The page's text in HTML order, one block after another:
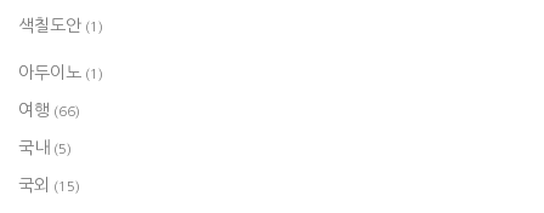
색칠도안 (1)
아두이노 (1)
여행 (66)
국내 (5)
국외 (15)